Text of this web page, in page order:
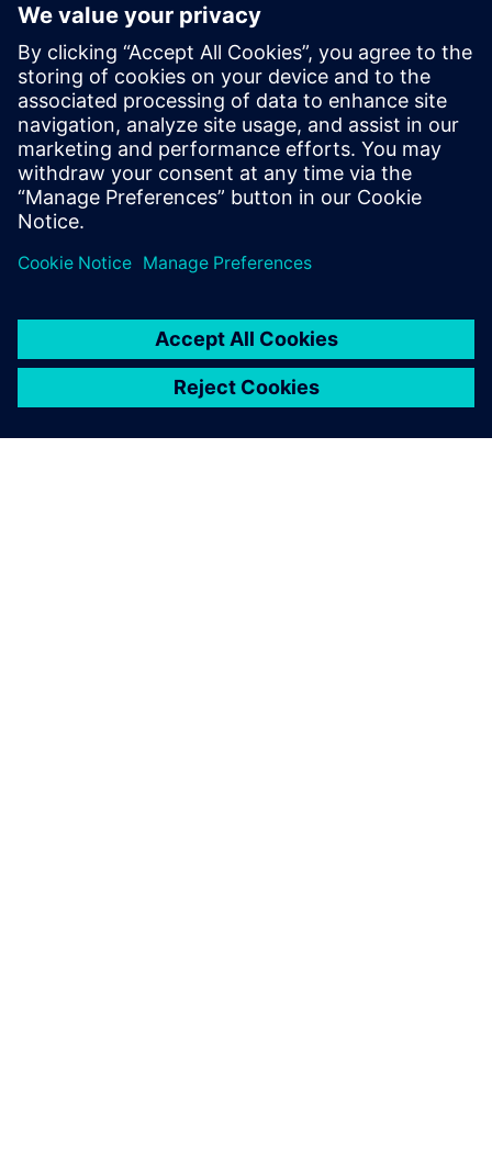
rozwiązań dla branży motoryzacyjnej w firmie Siemens PLM
Software.
You have successfully registered to download our Model-
based systems engineering for autonomous vehicle
development white paper
Udostępnij